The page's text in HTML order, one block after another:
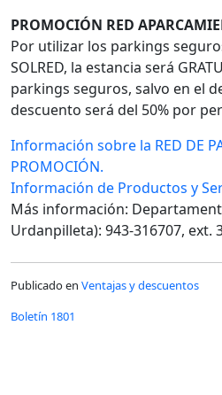
PROMOCIÓN RED
Por utilizar los parkings
SOLRED, la estancia será
parkings seguros, salvo en el
descuento será del 50% por
Información sobre la RED DE
PROMOCIÓN.
Información de Productos y
Más información:
Urdanpilleta): 943-316707, ext.
Publicado en Ventajas y descuentos
Boletín 1801